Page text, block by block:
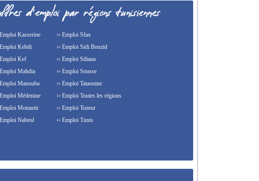
Emploi Kasserine
Emploi Kebili
Emploi Kef
Emploi Mahdia
Emploi Manouba
Emploi Médenine
Emploi Monastir
Emploi Nabeul
›› Emploi Sfax
›› Emploi Sidi Bouzid
›› Emploi Siliana
›› Emploi Sousse
›› Emploi Tataouine
›› Emploi Toutes les régions
›› Emploi Tozeur
›› Emploi Tunis